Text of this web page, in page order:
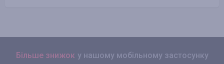
Більше знижок у нашому мобільному застосунку